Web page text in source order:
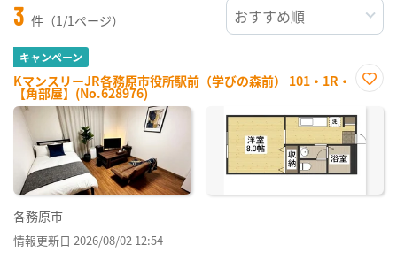
3 件（1/1ページ）
キャンペーン
KマンスリーJR各務原市役所駅前（学びの森前） 101・1R・
【角部屋】(No.628976)
に入
録
各務原市
情報更新日 2026/08/02 12:54